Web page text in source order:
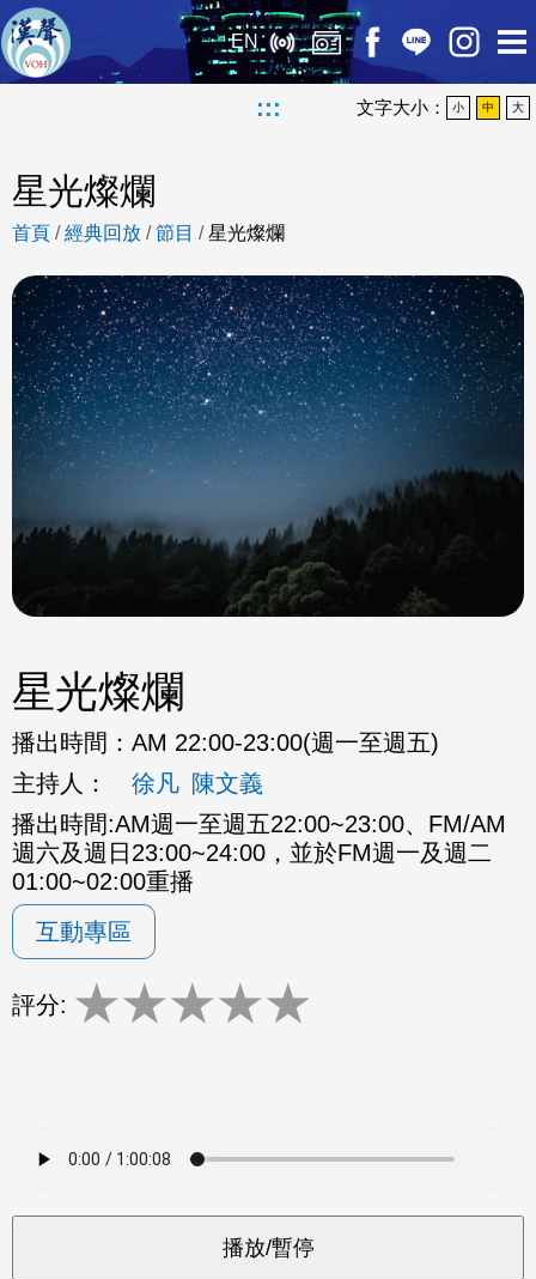
EN
::: 文字大小： 小 中 大
星光燦爛
首頁 /經典回放 /節目 /星光燦爛
星光燦爛
播出時間： AM 22:00-23:00(週一至週五)
主持人：
徐凡 陳文義
播出時間:AM週一至週五22:00~23:00、FM/AM
週六及週日23:00~24:00，並於FM週一及週二
01:00~02:00重播
互動專區
評分: ★★★★★